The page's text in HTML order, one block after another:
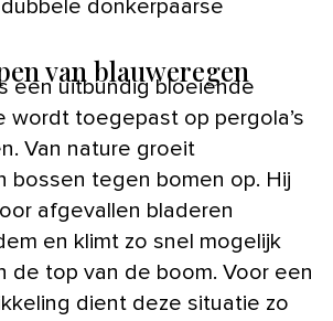
donkerpaarse
van blauweregen
een uitbundig bloeiende
wordt toegepast op pergola’s
Van nature groeit
bossen tegen bomen op. Hij
afgevallen bladeren
en klimt zo snel mogelijk
de top van de boom. Voor een
dient deze situatie zo